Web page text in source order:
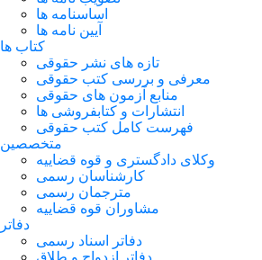
اساسنامه ها
آیین نامه ها
کتاب ها
تازه های نشر حقوقی
معرفی و بررسی کتب حقوقی
منابع آزمون های حقوقی
انتشارات و کتابفروشی ها
فهرست کامل کتب حقوقی
متخصصین
وکلای دادگستری و قوه قضاییه
کارشناسان رسمی
مترجمان رسمی
مشاوران قوه قضاییه
دفاتر
دفاتر اسناد رسمی
دفاتر ازدواج و طلاق